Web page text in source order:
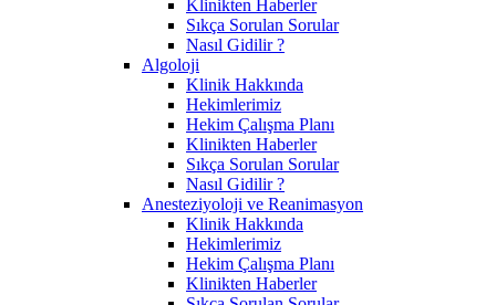
Klinikten Haberler
Sıkça Sorulan Sorular
Nasıl Gidilir ?
Algoloji
Klinik Hakkında
Hekimlerimiz
Hekim Çalışma Planı
Klinikten Haberler
Sıkça Sorulan Sorular
Nasıl Gidilir ?
Anesteziyoloji ve Reanimasyon
Klinik Hakkında
Hekimlerimiz
Hekim Çalışma Planı
Klinikten Haberler